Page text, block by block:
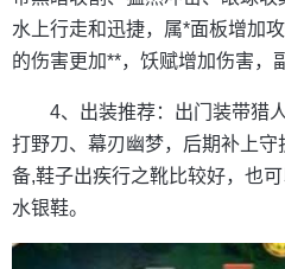
水上行走和迅捷，属*面板增加
的伤害更加**，饫赋增加伤害，
4、出装推荐：出门装带猎
打野刀、幕刃幽梦，后期补上
备,鞋子出疾行之靴比较好，也
水银鞋。